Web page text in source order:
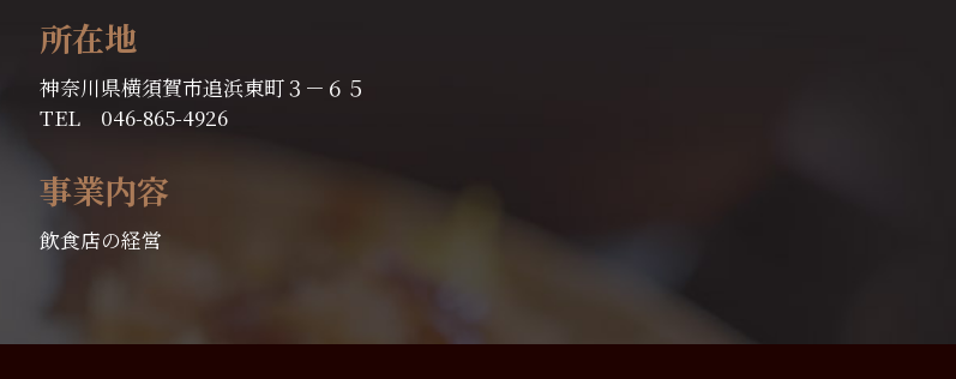
所在地
神奈川県横須賀市追浜東町３－６５
TEL 046-865-4926
事業内容
飲食店の経営